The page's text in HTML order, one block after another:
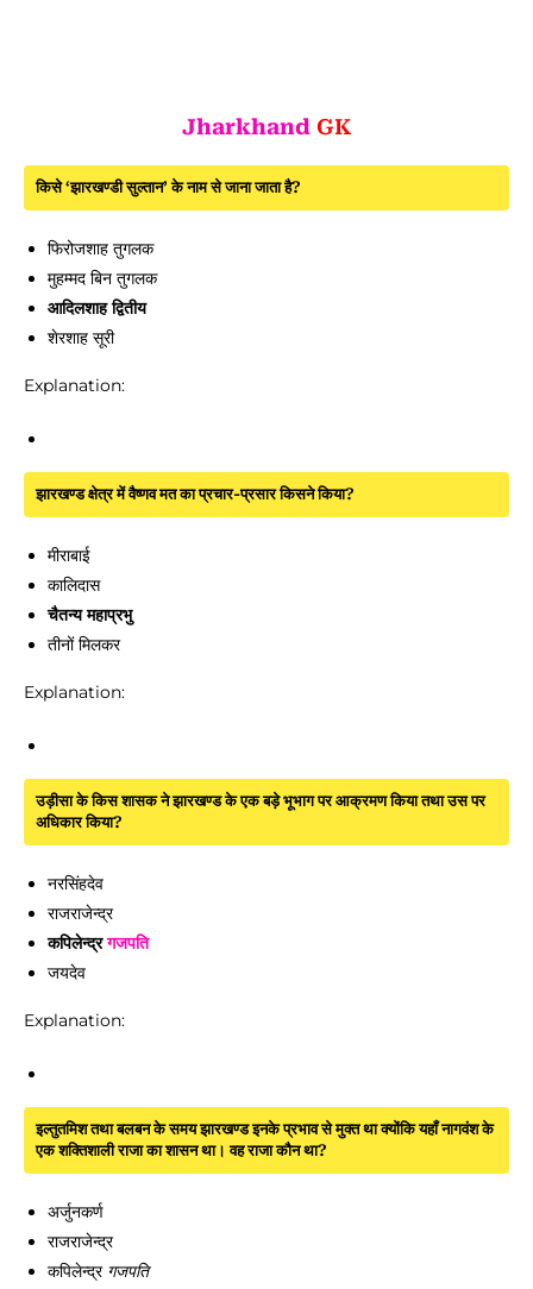
Jharkhand GK
किसे ‘झारखण्डी सुल्तान’ के नाम से जाना जाता है?
फिरोजशाह तुगलक
मुहम्मद बिन तुगलक
आदिलशाह द्वितीय
शेरशाह सूरी
Explanation:
झारखण्ड क्षेत्र में वैष्णव मत का प्रचार-प्रसार किसने किया?
मीराबाई
कालिदास
चैतन्य महाप्रभु
तीनों मिलकर
Explanation:
उड़ीसा के किस शासक ने झारखण्ड के एक बड़े भूभाग पर आक्रमण किया तथा उस पर
अधिकार किया?
नरसिंहदेव
राजराजेन्द्र
कपिलेन्द्रगजपति
जयदेव
Explanation:
इल्तुतमिश तथा बलबन के समय झारखण्ड इनके प्रभाव से मुक्त था क्योंकि यहाँ नागवंश के
एक शक्तिशाली राजा का शासन था। वह राजा कौन था?
अर्जुनकर्ण
राजराजेन्द्र
कपिलेन्द्र गजपति